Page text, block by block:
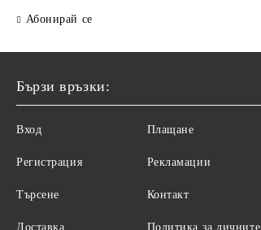
Абонирай се
Бързи връзки:
Вход
Регистрация
Търсене
Доставка
Плащане
Рекламации
Контакт
Политика за личните